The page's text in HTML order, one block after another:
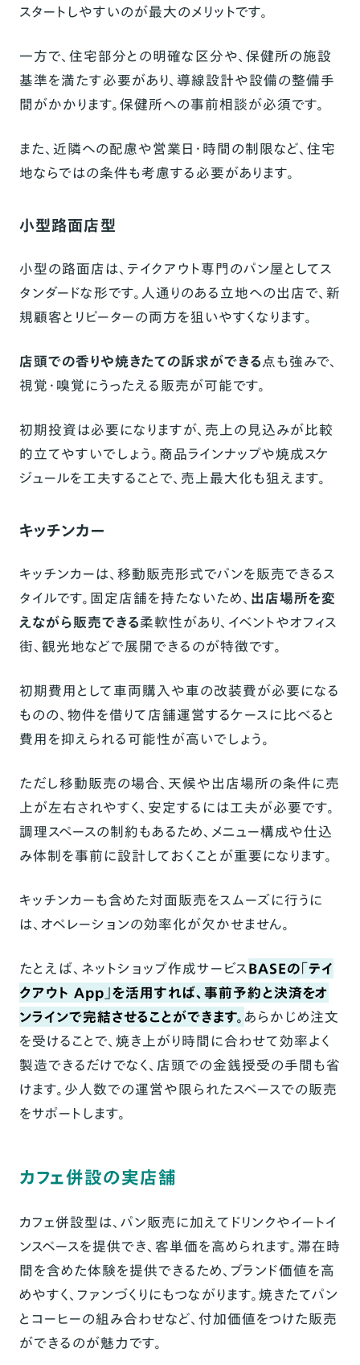
スタートしやすいのが最大のメリットです。
一方で、住宅部分との明確な区分や、保健所の施設
基準を満たす必要があり、導線設計や設備の整備手
間がかかります。保健所への事前相談が必須です。
また、近隣への配慮や営業日・時間の制限など、住宅
地ならではの条件も考慮する必要があります。
小型路面店型
小型の路面店は、テイクアウト専門のパン屋としてス
タンダードな形です。人通りのある立地への出店で、新
規顧客とリピーターの両方を狙いやすくなります。
店頭での香りや焼きたての訴求ができる点も強みで、
視覚・嗅覚にうったえる販売が可能です。
初期投資は必要になりますが、売上の見込みが比較
的立てやすいでしょう。商品ラインナップや焼成スケ
ジュールを工夫することで、売上最大化も狙えます。
キッチンカー
キッチンカーは、移動販売形式でパンを販売できるス
タイルです。固定店舗を持たないため、 出店場所を変
えながら販売できる柔軟性があり、イベントやオフィス
街、観光地などで展開できるのが特徴です。
初期費用として車両購入や車の改装費が必要になる
ものの、物件を借りて店舗運営するケースに比べると
費用を抑えられる可能性が高いでしょう。
ただし移動販売の場合、天候や出店場所の条件に売
上が左右されやすく、安定するには工夫が必要です。
調理スペースの制約もあるため、メニュー構成や仕込
み体制を事前に設計しておくことが重要になります。
キッチンカーも含めた対面販売をスムーズに行うに
は、オペレーションの効率化が欠かせません。
たとえば、ネットショップ作成サービスBASEの「テイ
クアウト App」を活用すれば、事前予約と決済をオ
ンラインで完結させることができます。あらかじめ注文
を受けることで、焼き上がり時間に合わせて効率よく
製造できるだけでなく、店頭での金銭授受の手間も省
けます。少人数での運営や限られたスペースでの販売
をサポートします。
カフェ併設の実店舗
カフェ併設型は、パン販売に加えてドリンクやイートイ
ンスペースを提供でき、客単価を高められます。滞在時
間を含めた体験を提供できるため、ブランド価値を高
めやすく、ファンづくりにもつながります。焼きたてパン
とコーヒーの組み合わせなど、付加価値をつけた販売
ができるのが魅力です。